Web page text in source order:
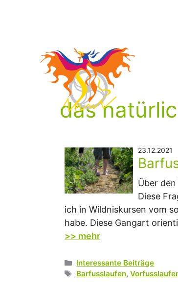
das
23.12.2021
Über
Diese
ich in Wildniskursen vom
habe. Diese Gangart
>> mehr
Kategorien
Interessante Beiträge
Schlagwörter
Barfusslaufen,